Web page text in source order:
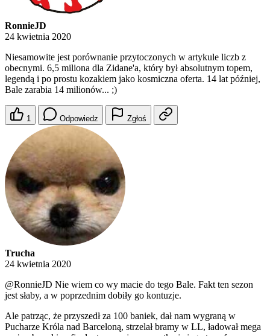
RonnieJD
24 kwietnia 2020
Niesamowite jest porównanie przytoczonych w artykule liczb z
obecnymi. 6,5 miliona dla Zidane'a, który był absolutnym topem,
legendą i po prostu kozakiem jako kosmiczna oferta. 14 lat później,
Bale zarabia 14 milionów... ;)
1 Odpowiedz Zgłoś
Trucha
24 kwietnia 2020
@RonnieJD Nie wiem co wy macie do tego Bale. Fakt ten sezon
jest słaby, a w poprzednim dobiły go kontuzje.
Ale patrząc, że przyszedł za 100 baniek, dał nam wygraną w
Pucharze Króla nad Barceloną, strzelał bramy w LL, ładował mega